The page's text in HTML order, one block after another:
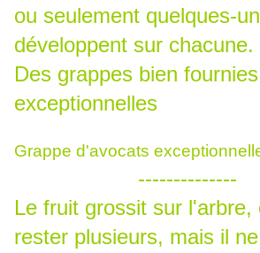
ou seulement quelques-
développent sur chacune.
Des grappes bien
exceptionnelles
Grappe d'avocats
--------------
Le fruit grossit sur l'arbre,
rester plusieurs, mais il